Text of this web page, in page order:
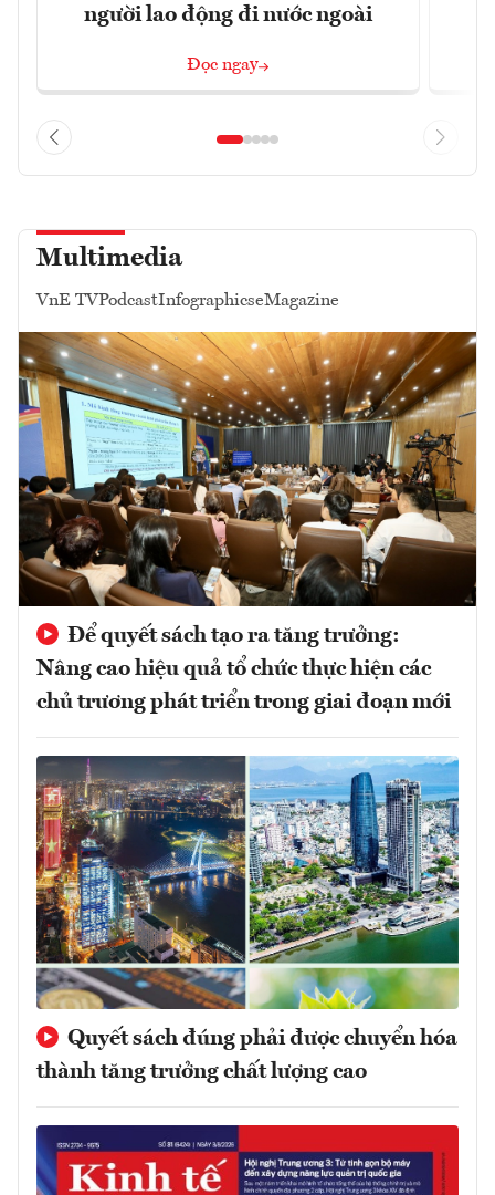
người lao động đi nước ngoài
Đọc ngay
Multimedia
VnE TVPodcastInfographicseMagazine
Để quyết sách tạo ra tăng trưởng:
Nâng cao hiệu quả tổ chức thực hiện các
chủ trương phát triển trong giai đoạn mới
Quyết sách đúng phải được chuyển hóa
thành tăng trưởng chất lượng cao